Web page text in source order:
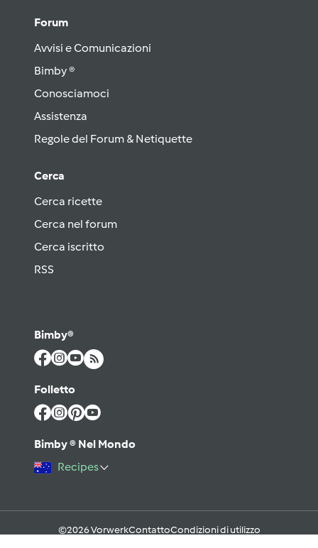
Forum
Avvisi e Comunicazioni
Bimby ®
Conosciamoci
Assistenza
Regole del Forum & Netiquette
Cerca
Cerca ricette
Cerca nel forum
Cerca iscritto
RSS
Bimby®
Folletto
Bimby ® Nel Mondo
Recipes
©2026 VorwerkContattoCondizioni di utilizzo